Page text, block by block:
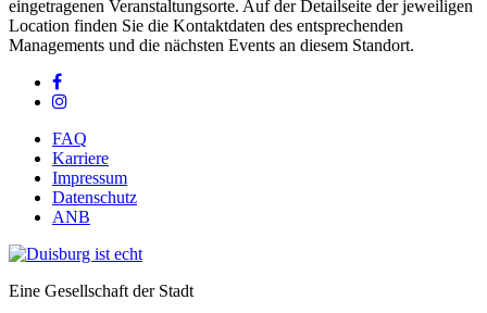
eingetragenen Veranstaltungsorte. Auf der Detailseite der jeweiligen
Location finden Sie die Kontaktdaten des entsprechenden
Managements und die nächsten Events an diesem Standort.
FAQ
Karriere
Impressum
Datenschutz
ANB
Eine Gesellschaft der Stadt